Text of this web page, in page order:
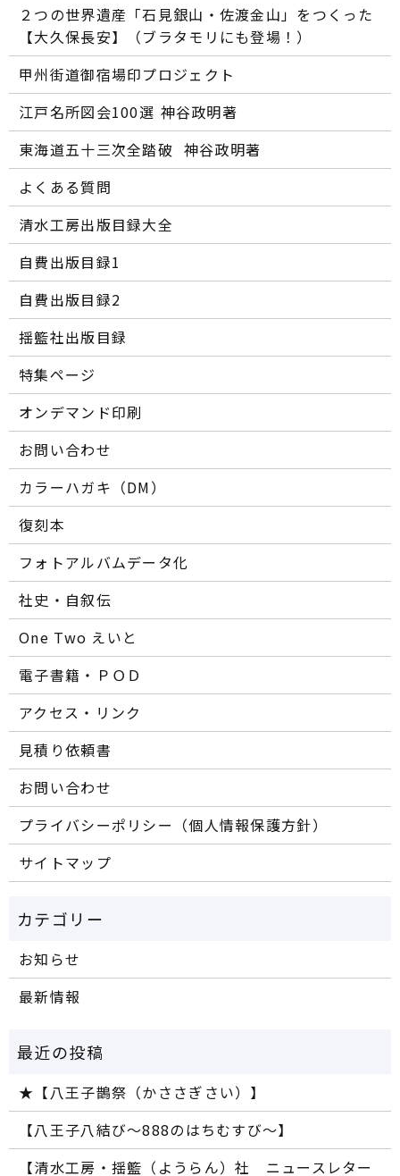
２つの世界遺産「石見銀山・佐渡金山」をつくった
【大久保長安】（ブラタモリにも登場！）
甲州街道御宿場印プロジェクト
江戸名所図会100選―― 神谷政明著
東海道五十三次全踏破 ―― 神谷政明著
よくある質問
清水工房出版目録大全
自費出版目録1
自費出版目録2
揺籃社出版目録
特集ページ
オンデマンド印刷
お問い合わせ
カラーハガキ（DM）
復刻本
フォトアルバムデータ化
社史・自叙伝
One Two えいと
電子書籍・ＰＯＤ
アクセス・リンク
見積り依頼書
お問い合わせ
プライバシーポリシー（個人情報保護方針）
サイトマップ
お知らせ
最新情報
★【八王子鵲祭（かささぎさい）】
【八王子八結び～888のはちむすび～】
【清水工房・揺籃（ようらん）社 ニュースレター